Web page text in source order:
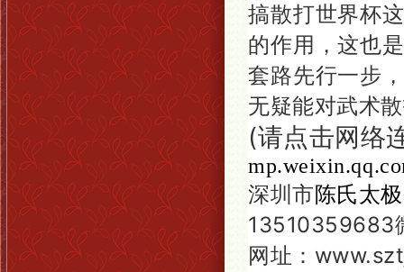
搞散打世界杯
的作用，这也
套路先行一步
无疑能对武术
(请点击网络
深圳市陈氏太
13510359683
网址：